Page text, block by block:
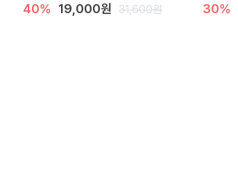
40% 19,000원 31,600원 30%